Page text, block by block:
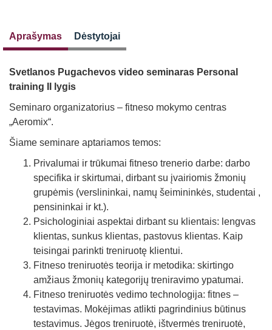
Aprašymas Dėstytojai
Svetlanos Pugachevos video seminaras Personal
training II lygis
Seminaro organizatorius – fitneso mokymo centras
„Aeromix“.
Šiame seminare aptariamos temos:
Privalumai ir trūkumai fitneso trenerio darbe: darbo
specifika ir skirtumai, dirbant su įvairiomis žmonių
grupėmis (verslininkai, namų šeimininkės, studentai ,
pensininkai ir kt.).
Psichologiniai aspektai dirbant su klientais: lengvas
klientas, sunkus klientas, pastovus klientas. Kaip
teisingai parinkti treniruotę klientui.
Fitneso treniruotės teorija ir metodika: skirtingo
amžiaus žmonių kategorijų treniravimo ypatumai.
Fitneso treniruotės vedimo technologija: fitnes –
testavimas. Mokėjimas atlikti pagrindinius būtinus
testavimus. Jėgos treniruotė, ištvermės treniruotė,